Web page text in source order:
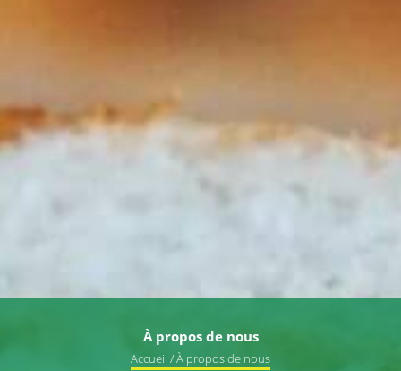
À propos de nous
Accueil / À propos de nous